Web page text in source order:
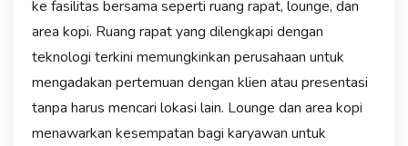
ke fasilitas bersama seperti ruang rapat, lounge, dan
area kopi. Ruang rapat yang dilengkapi dengan
teknologi terkini memungkinkan perusahaan untuk
mengadakan pertemuan dengan klien atau presentasi
tanpa harus mencari lokasi lain. Lounge dan area kopi
menawarkan kesempatan bagi karyawan untuk